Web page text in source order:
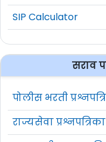
SIP Calculator
सराव
पोलीस भरती
राज्यसेवा